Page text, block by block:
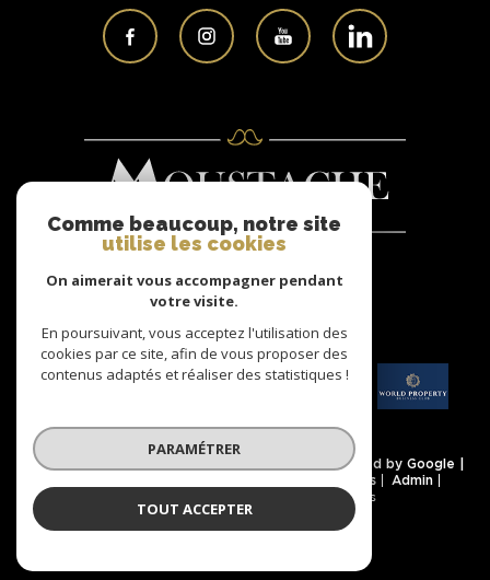
Nous
ADHÉRONS
© 2026 | Tous droits réservés | Traduction powered by Google |
Mentions légales
Admin
Cookies
Comme beaucoup, notre site
utilise les cookies
On aimerait vous accompagner pendant
votre visite.
En poursuivant, vous acceptez l'utilisation des
cookies par ce site, afin de vous proposer des
contenus adaptés et réaliser des statistiques !
PARAMÉTRER
TOUT ACCEPTER